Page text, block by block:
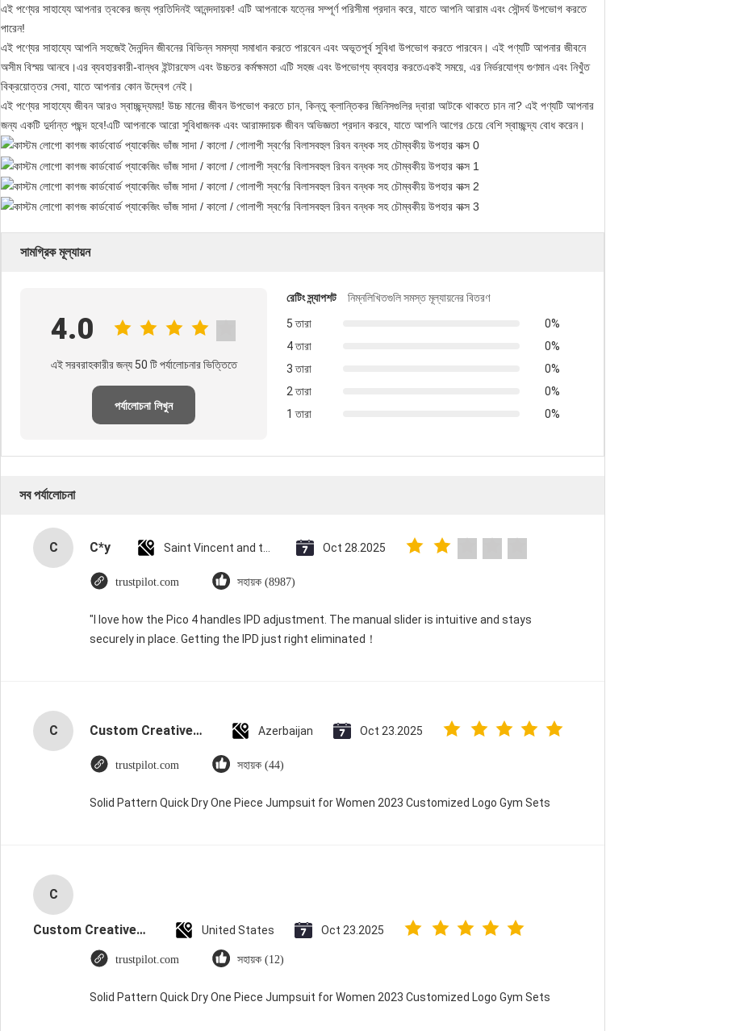
এই পণ্যের সাহায্যে আপনার ত্বকের জন্য প্রতিদিনই আনন্দদায়ক! এটি আপনাকে যত্নের সম্পূর্ণ পরিসীমা প্রদান করে, যাতে আপনি আরাম এবং সৌন্দর্য উপভোগ করতে
পারেন!
এই পণ্যের সাহায্যে আপনি সহজেই দৈনন্দিন জীবনের বিভিন্ন সমস্যা সমাধান করতে পারবেন এবং অভূতপূর্ব সুবিধা উপভোগ করতে পারবেন। এই পণ্যটি আপনার জীবনে
অসীম বিস্ময় আনবে।এর ব্যবহারকারী-বান্ধব ইন্টারফেস এবং উচ্চতর কর্মক্ষমতা এটি সহজ এবং উপভোগ্য ব্যবহার করতেএকই সময়ে, এর নির্ভরযোগ্য গুণমান এবং নিখুঁত
বিক্রয়োত্তর সেবা, যাতে আপনার কোন উদ্বেগ নেই।
এই পণ্যের সাহায্যে জীবন আরও স্বাচ্ছন্দ্যময়! উচ্চ মানের জীবন উপভোগ করতে চান, কিন্তু ক্লান্তিকর জিনিসগুলির দ্বারা আটকে থাকতে চান না? এই পণ্যটি আপনার
জন্য একটি দুর্দান্ত পছন্দ হবে!এটি আপনাকে আরো সুবিধাজনক এবং আরামদায়ক জীবন অভিজ্ঞতা প্রদান করবে, যাতে আপনি আগের চেয়ে বেশি স্বাচ্ছন্দ্য বোধ করেন।
সামগ্রিক মূল্যায়ন
4.0
এই সরবরাহকারীর জন্য 50 টি পর্যালোচনার ভিত্তিতে
পর্যালোচনা লিখুন
রেটিং স্ন্যাপশট
নিম্নলিখিতগুলি সমস্ত মূল্যায়নের বিতরণ
5 তারা
0%
4 তারা
0%
3 তারা
0%
2 তারা
0%
1 তারা
0%
সব পর্যালোচনা
C C*y Oct 28.2025
trustpilot.com সহায়ক (8987)
"I love how the Pico 4 handles IPD adjustment. The manual slider is intuitive and stays
securely in place. Getting the IPD just right eliminated！
C Custom Creative Goodie Christmas Kraft Paper Gift Bag with Your Own Logo for Xmas Decorative Party Azerbaijan Oct 23.2025
trustpilot.com সহায়ক (44)
Solid Pattern Quick Dry One Piece Jumpsuit for Women 2023 Customized Logo Gym Sets
C
Custom Creative Goodie Christmas Kraft Paper Gift Bag with Your Own Logo for Xmas Decorative Party United States Oct 23.2025
trustpilot.com সহায়ক (12)
Solid Pattern Quick Dry One Piece Jumpsuit for Women 2023 Customized Logo Gym Sets